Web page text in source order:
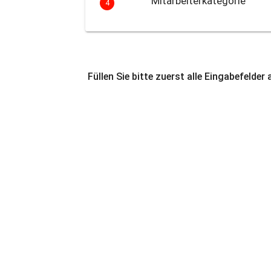
4
Füllen Sie bitte zuerst alle Eingabefelder